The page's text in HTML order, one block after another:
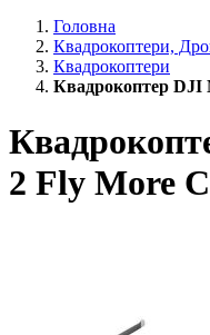
Головна
Квадрокоптери,
Квадрокоптери
Квадрокоптер DJI
2 Fly More